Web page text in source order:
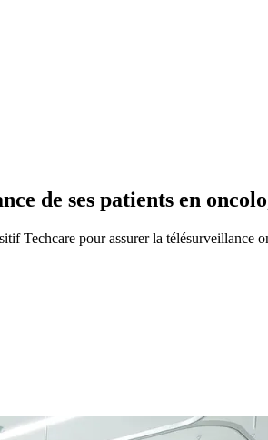
de ses patients en
Techcare pour assurer la télésurveillance